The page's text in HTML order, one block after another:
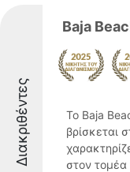
Διακριθέντες
Baja
Το Baja
βρίσκεται
στον τομέα